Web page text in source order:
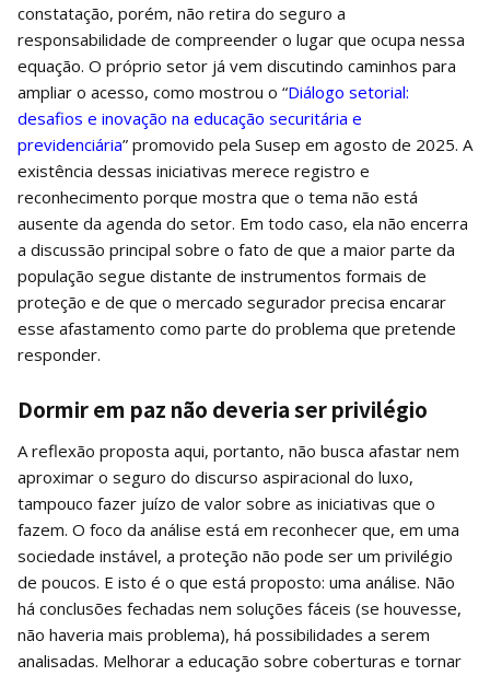
constatação, porém, não retira do seguro a
responsabilidade de compreender o lugar que ocupa nessa
equação. O próprio setor já vem discutindo caminhos para
ampliar o acesso, como mostrou o “Diálogo setorial:
desafios e inovação na educação securitária e
previdenciária” promovido pela Susep em agosto de 2025. A
existência dessas iniciativas merece registro e
reconhecimento porque mostra que o tema não está
ausente da agenda do setor. Em todo caso, ela não encerra
a discussão principal sobre o fato de que a maior parte da
população segue distante de instrumentos formais de
proteção e de que o mercado segurador precisa encarar
esse afastamento como parte do problema que pretende
responder.
Dormir em paz não deveria ser privilégio
A reflexão proposta aqui, portanto, não busca afastar nem
aproximar o seguro do discurso aspiracional do luxo,
tampouco fazer juízo de valor sobre as iniciativas que o
fazem. O foco da análise está em reconhecer que, em uma
sociedade instável, a proteção não pode ser um privilégio
de poucos. E isto é o que está proposto: uma análise. Não
há conclusões fechadas nem soluções fáceis (se houvesse,
não haveria mais problema), há possibilidades a serem
analisadas. Melhorar a educação sobre coberturas e tornar